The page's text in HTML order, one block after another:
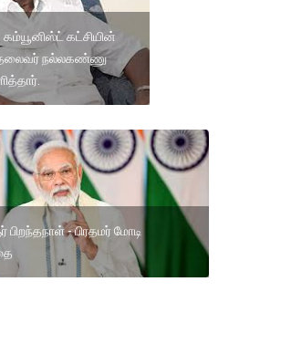
கட்சியின்
நல்லகண்ணு
- பிரதமர் மோடி